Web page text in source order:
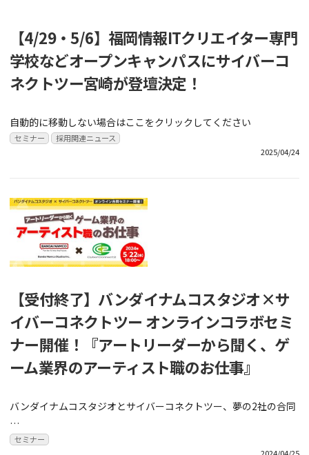
【4/29・5/6】福岡情報ITクリエイター専門
学校などオープンキャンパスにサイバーコ
ネクトツー宮崎が登壇決定！
自動的に移動しない場合はここをクリックしてください
セミナー
採用関連ニュース
2025/04/24
【受付終了】バンダイナムコスタジオ×サ
イバーコネクトツー オンラインコラボセミ
ナー開催！『アートリーダーから聞く、ゲ
ーム業界のアーティスト職のお仕事』
バンダイナムコスタジオとサイバーコネクトツー、夢の2社の合同
…
セミナー